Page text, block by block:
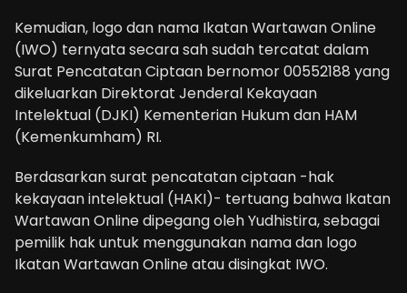
Kemudian, logo dan nama Ikatan Wartawan Online
(IWO) ternyata secara sah sudah tercatat dalam
Surat Pencatatan Ciptaan bernomor 00552188 yang
dikeluarkan Direktorat Jenderal Kekayaan
Intelektual (DJKI) Kementerian Hukum dan HAM
(Kemenkumham) RI.
Berdasarkan surat pencatatan ciptaan -hak
kekayaan intelektual (HAKI)- tertuang bahwa Ikatan
Wartawan Online dipegang oleh Yudhistira, sebagai
pemilik hak untuk menggunakan nama dan logo
Ikatan Wartawan Online atau disingkat IWO.